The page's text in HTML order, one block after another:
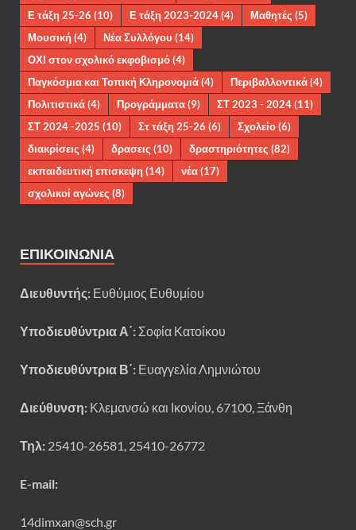
Ε τάξη 25-26 (10) Ε τάξη 2023-2024(4) Μαθητές (5)
Μουσική(4) Νέα Συλλόγου (14)
ΟΧΙ στον σχολικό εκφοβισμό(4)
Παγκόσμια και Τοπική Κληρονομιά(4) Περιβαλλοντικά(4)
Πολιτιστικά(4) Προγράμματα(9) ΣΤ 2023 - 2024(11)
ΣΤ 2024 -2025 (10) Στ τάξη 25-26 (6) Σχολείο(6)
διακρίσεις (4) δρασεις (10) δραστηριότητες (82)
εκπαιδευτική επισκεψη(14) νέα(17)
σχολικοί αγώνες (8)
ΕΠΙΚΟΙΝΩΝΊΑ
Διευθυντής: Ευθύμιος Ευθυμίου
Υποδιευθύντρια Α΄: Σοφία Κατοίκου
Υποδιευθύντρια Β΄: Ευαγγελία Λημνιώτου
Διεύθυνση: Κλεμανσώ και Ικονίου, 67100, Ξάνθη
Τηλ: 25410-26581, 25410-26772
E-mail:
14dimxan@sch.gr